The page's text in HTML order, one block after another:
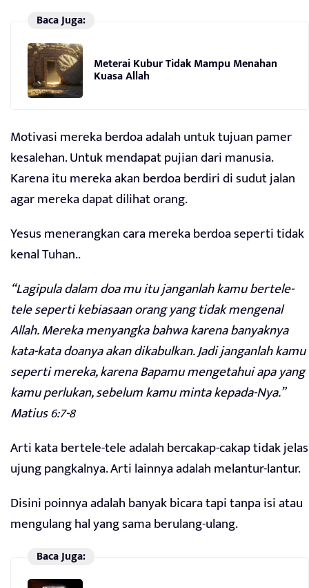
Baca Juga:
Meterai Kubur Tidak Mampu Menahan
Kuasa Allah
Motivasi mereka berdoa adalah untuk tujuan pamer
kesalehan. Untuk mendapat pujian dari manusia.
Karena itu mereka akan berdoa berdiri di sudut jalan
agar mereka dapat dilihat orang.
Yesus menerangkan cara mereka berdoa seperti tidak
kenal Tuhan..
“Lagipula dalam doa mu itu janganlah kamu bertele-
tele seperti kebiasaan orang yang tidak mengenal
Allah. Mereka menyangka bahwa karena banyaknya
kata-kata doanya akan dikabulkan. Jadi janganlah kamu
seperti mereka, karena Bapamu mengetahui apa yang
kamu perlukan, sebelum kamu minta kepada-Nya.”
Matius 6:7-8
Arti kata bertele-tele adalah bercakap-cakap tidak jelas
ujung pangkalnya. Arti lainnya adalah melantur-lantur.
Disini poinnya adalah banyak bicara tapi tanpa isi atau
mengulang hal yang sama berulang-ulang.
Baca Juga: